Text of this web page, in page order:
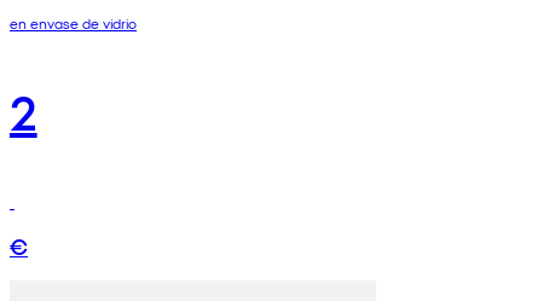
en envase de vidrio
2
€